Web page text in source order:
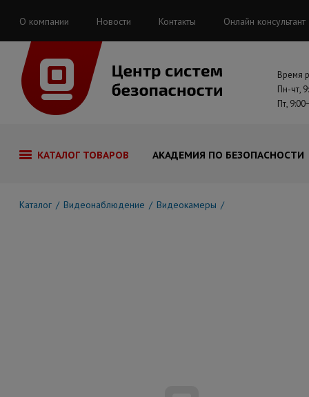
О компании Новости Контакты Онлайн консультант
Время
Пн-чт,
Пт,
КАТАЛОГ ТОВАРОВ АКАДЕМИЯ ПО БЕЗОПАСНОСТИ
Каталог Видеонаблюдение Видеокамеры